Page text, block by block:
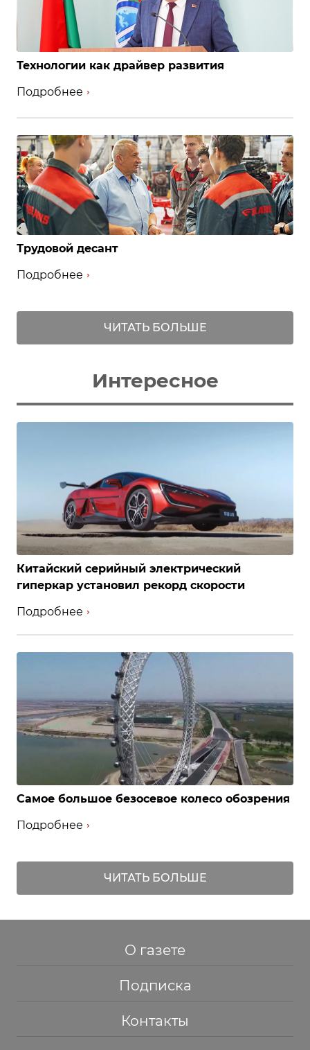
Технологии как драйвер развития
Подробнее
Трудовой десант
Подробнее
ЧИТАТЬ БОЛЬШЕ
Интересное
Китайский серийный электрический
гиперкар установил рекорд скорости
Подробнее
Самое большое безосевое колесо обозрения
Подробнее
ЧИТАТЬ БОЛЬШЕ
О газете
Подписка
Контакты